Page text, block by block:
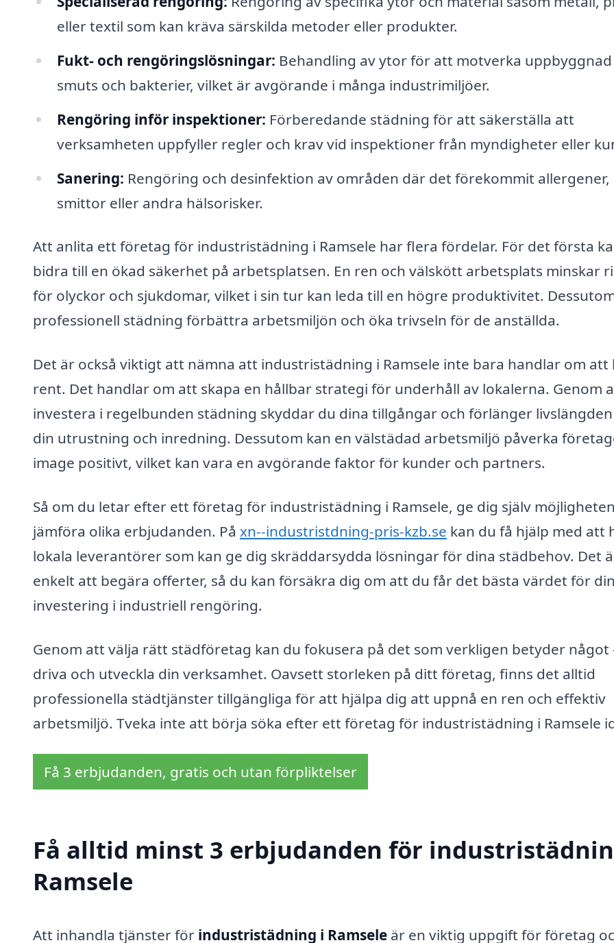
eller textil som kan kräva särskilda metoder eller produkter.
Fukt- och rengöringslösningar: Behandling av ytor för att motverka uppbyggnad
smuts och bakterier, vilket är avgörande i många industrimiljöer.
Rengöring inför inspektioner: Förberedande städning för att säkerställa att
verksamheten uppfyller regler och krav vid inspektioner från myndigheter eller
Sanering: Rengöring och desinfektion av områden där det förekommit allergener,
smittor eller andra hälsorisker.
Att anlita ett företag för industristädning i Ramsele har flera fördelar. För det första
bidra till en ökad säkerhet på arbetsplatsen. En ren och välskött arbetsplats minskar
för olyckor och sjukdomar, vilket i sin tur kan leda till en högre produktivitet.
professionell städning förbättra arbetsmiljön och öka trivseln för de anställda.
Det är också viktigt att nämna att industristädning i Ramsele inte bara handlar om att
rent. Det handlar om att skapa en hållbar strategi för underhåll av lokalerna. Genom
investera i regelbunden städning skyddar du dina tillgångar och förlänger
din utrustning och inredning. Dessutom kan en välstädad arbetsmiljö påverka
image positivt, vilket kan vara en avgörande faktor för kunder och partners.
Så om du letar efter ett företag för industristädning i Ramsele, ge dig själv
jämföra olika erbjudanden. På xn--industristdning-pris-kzb.se kan du få hjälp med att
lokala leverantörer som kan ge dig skräddarsydda lösningar för dina städbehov. Det
enkelt att begära offerter, så du kan försäkra dig om att du får det bästa värdet för
investering i industriell rengöring.
Genom att välja rätt städföretag kan du fokusera på det som verkligen betyder något
driva och utveckla din verksamhet. Oavsett storleken på ditt företag, finns det alltid
professionella städtjänster tillgängliga för att hjälpa dig att uppnå en ren och effektiv
arbetsmiljö. Tveka inte att börja söka efter ett företag för industristädning i Ramsele
Få 3 erbjudanden, gratis och utan förpliktelser
Få alltid minst 3 erbjudanden för
Ramsele
Att inhandla tjänster för industristädning i Ramsele är en viktig uppgift för företag